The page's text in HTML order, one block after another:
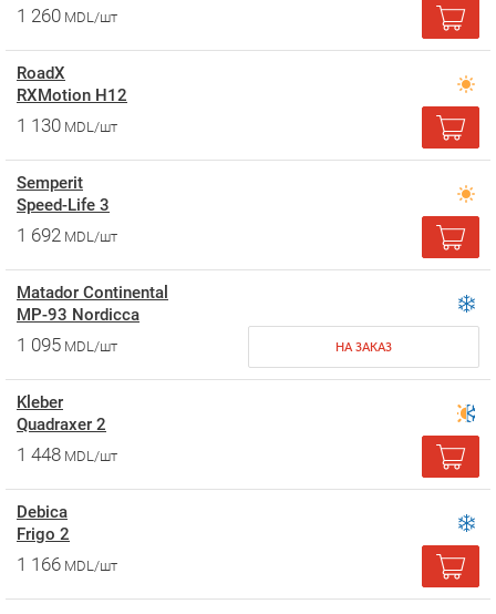
1 260 MDL/шт
RoadX
RXMotion H12
1 130 MDL/шт
Semperit
Speed-Life 3
1 692 MDL/шт
Matador Continental
MP-93 Nordicca
1 095 MDL/шт НА ЗАКАЗ
Kleber
Quadraxer 2
1 448 MDL/шт
Debica
Frigo 2
1 166 MDL/шт